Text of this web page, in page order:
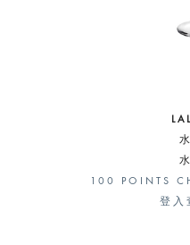
100 POINTS
登入